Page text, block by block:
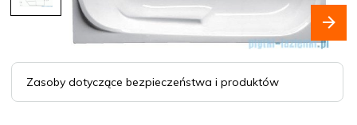
Zasoby dotyczące bezpieczeństwa i produktów